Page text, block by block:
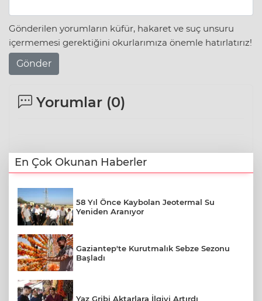
Gönderilen yorumların küfür, hakaret ve suç unsuru
içermemesi gerektiğini okurlarımıza önemle hatırlatırız!
Gönder
Yorumlar (0)
En Çok Okunan Haberler
58 Yıl Önce Kaybolan Jeotermal Su
Yeniden Aranıyor
Gaziantep'te Kurutmalık Sebze Sezonu
Başladı
Yaz Gribi Aktarlara İlgiyi Artırdı